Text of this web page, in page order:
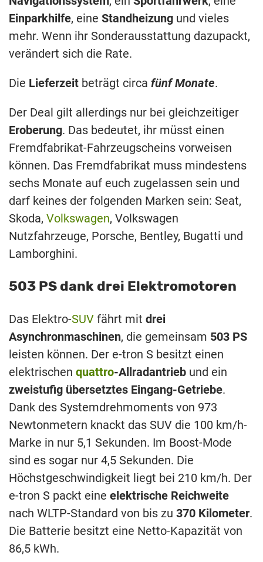
Einparkhilfe, eine Standheizung und vieles
mehr. Wenn ihr Sonderausstattung dazupackt,
verändert sich die Rate.
Die Lieferzeit beträgt circa fünf Monate.
Der Deal gilt allerdings nur bei gleichzeitiger
Eroberung. Das bedeutet, ihr müsst einen
Fremdfabrikat-Fahrzeugscheins vorweisen
können. Das Fremdfabrikat muss mindestens
sechs Monate auf euch zugelassen sein und
darf keines der folgenden Marken sein: Seat,
Skoda, Volkswagen, Volkswagen
Nutzfahrzeuge, Porsche, Bentley, Bugatti und
Lamborghini.
503 PS dank drei Elektromotoren
Das Elektro-SUV fährt mit drei
Asynchronmaschinen, die gemeinsam 503 PS
leisten können. Der e-tron S besitzt einen
elektrischen quattro-Allradantrieb und ein
zweistufig übersetztes Eingang-Getriebe.
Dank des Systemdrehmoments von 973
Newtonmetern knackt das SUV die 100 km/h-
Marke in nur 5,1 Sekunden. Im Boost-Mode
sind es sogar nur 4,5 Sekunden. Die
Höchstgeschwindigkeit liegt bei 210 km/h. Der
e-tron S packt eine elektrische Reichweite
nach WLTP-Standard von bis zu 370 Kilometer.
Die Batterie besitzt eine Netto-Kapazität von
86,5 kWh.